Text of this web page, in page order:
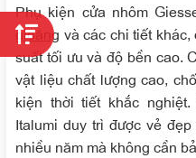
Phụ kiện cửa nhôm
gioăng và các chi tiết
suất tối ưu và độ bền cao.
vật liệu chất lượng cao,
kiện thời tiết khắc
Italumi duy trì được vẻ
nhiều năm mà không cần